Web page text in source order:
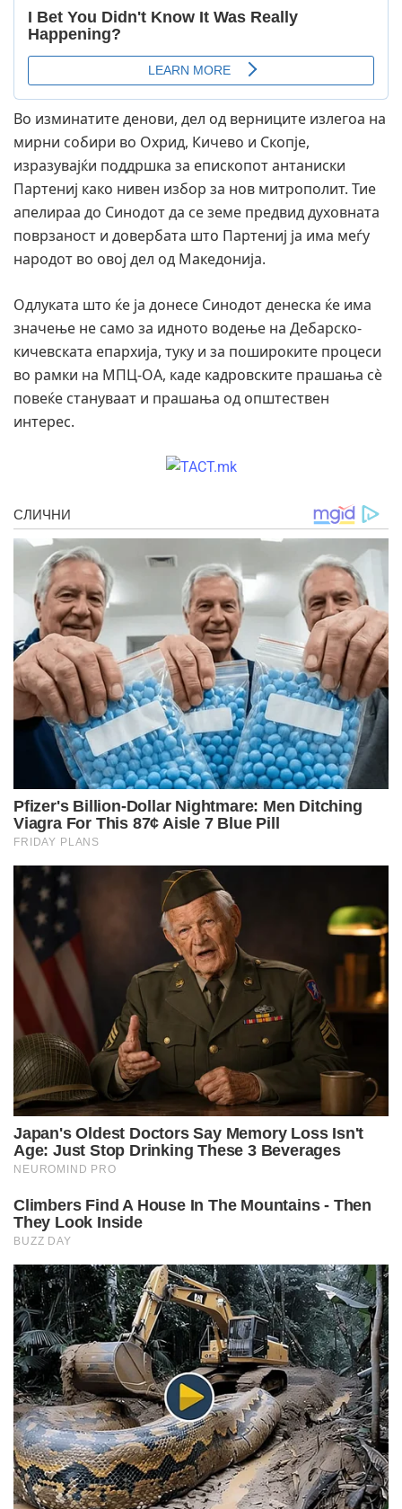
Во изминатите денови, дел од верниците излегоа на
мирни собири во Охрид, Кичево и Скопје,
изразувајќи поддршка за епископот антаниски
Партениј како нивен избор за нов митрополит. Тие
апелираа до Синодот да се земе предвид духовната
поврзаност и довербата што Партениј ја има меѓу
народот во овој дел од Македонија.
Одлуката што ќе ја донесе Синодот денеска ќе има
значење не само за идното водење на Дебарско-
кичевската епархија, туку и за пошироките процеси
во рамки на МПЦ-ОА, каде кадровските прашања сè
повеќе стануваат и прашања од општествен
интерес.